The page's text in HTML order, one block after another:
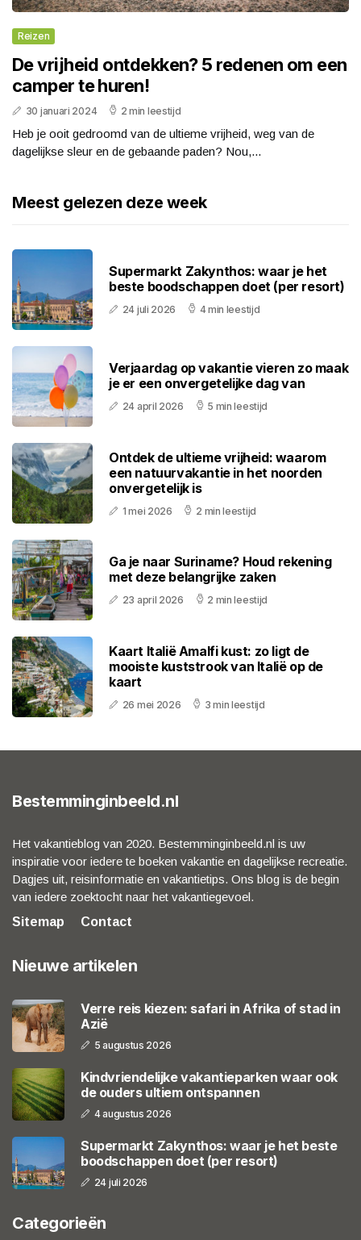
Reizen
De vrijheid ontdekken? 5 redenen om een
camper te huren!
30 januari 2024 2 min leestijd
Heb je ooit gedroomd van de ultieme vrijheid, weg van de
dagelijkse sleur en de gebaande paden? Nou,...
Meest gelezen deze week
Supermarkt Zakynthos: waar je het
beste boodschappen doet (per resort)
24 juli 2026 4 min leestijd
Verjaardag op vakantie vieren zo maak
je er een onvergetelijke dag van
24 april 2026 5 min leestijd
Ontdek de ultieme vrijheid: waarom
een natuurvakantie in het noorden
onvergetelijk is
1 mei 2026 2 min leestijd
Ga je naar Suriname? Houd rekening
met deze belangrijke zaken
23 april 2026 2 min leestijd
Kaart Italië Amalfi kust: zo ligt de
mooiste kuststrook van Italië op de
kaart
26 mei 2026 3 min leestijd
Bestemminginbeeld.nl
Het vakantieblog van 2020. Bestemminginbeeld.nl is uw
inspiratie voor iedere te boeken vakantie en dagelijkse recreatie.
Dagjes uit, reisinformatie en vakantietips. Ons blog is de begin
van iedere zoektocht naar het vakantiegevoel.
Sitemap
Contact
Nieuwe artikelen
Verre reis kiezen: safari in Afrika of stad in
Azië
5 augustus 2026
Kindvriendelijke vakantieparken waar ook
de ouders ultiem ontspannen
4 augustus 2026
Supermarkt Zakynthos: waar je het beste
boodschappen doet (per resort)
24 juli 2026
Categorieën